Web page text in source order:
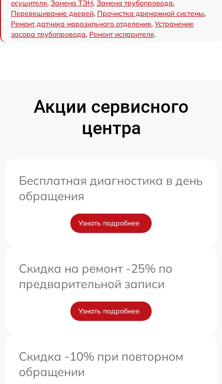
осушителя, Замена ТЭН, Замена трубопровода,
Перевешивание дверей, Прочистка дренажной системы,
Ремонт датчика морозильного отделения, Устранение
засора трубопровода, Ремонт испарителя.
Акции сервисного
центра
Бесплатная диагностика в день
обращения
Узнать подробнее
Скидка на ремонт -25% по
предварительной записи
Узнать подробнее
Скидка -10% при повторном
обращении